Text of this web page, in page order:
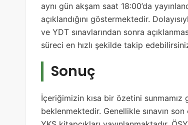
aynı gün akşam saat 18:00’da
açıklandığını göstermektedir.
ve YDT sınavlarından sonra
süreci en hızlı şekilde takip
Sonuç
İçeriğimizin kısa bir özetini sunmamız
beklenmektedir. Genellikle sınavın